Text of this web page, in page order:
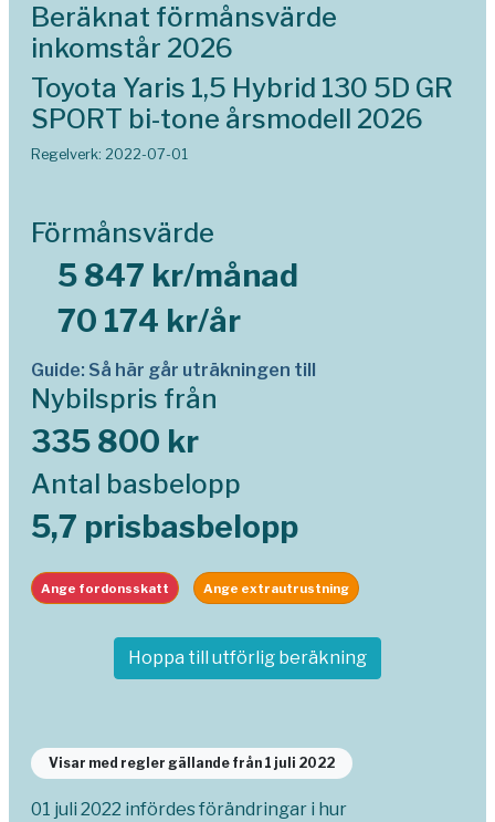
Beräknat förmånsvärde
inkomstår 2026
Toyota Yaris 1,5 Hybrid 130 5D GR
SPORT bi-tone årsmodell 2026
Regelverk: 2022-07-01
Förmånsvärde
5 847 kr/månad
70 174 kr/år
Guide: Så här går uträkningen till
Nybilspris från
335 800 kr
Antal basbelopp
5,7 prisbasbelopp
Ange fordonsskatt Ange extrautrustning
Hoppa till utförlig beräkning
Visar med regler gällande från 1 juli 2022
01 juli 2022 infördes förändringar i hur